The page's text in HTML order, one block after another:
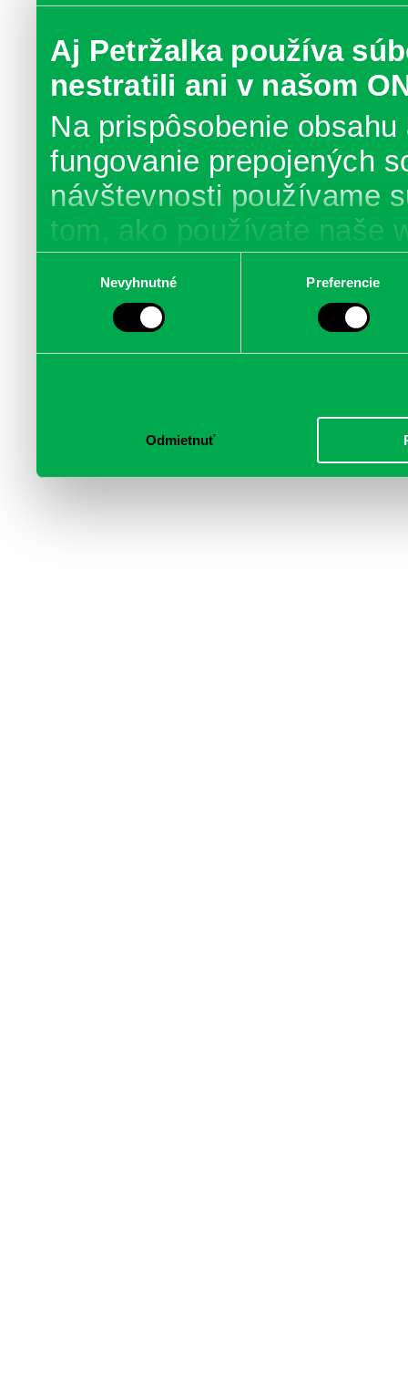
Aj Petržalka používa
nestratili ani v našom
Na prispôsobenie
fungovanie prepojených
návštevnosti používame
tom, ako používate naše
médií, inzercie a
informácie skombinovať
Nevyhnutné Preferencie
Odmietnuť